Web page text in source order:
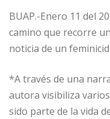
BUAP.-Enero 11 del
camino que recorre
noticia de un
*A través de una
autora visibiliza
sido parte de la vida